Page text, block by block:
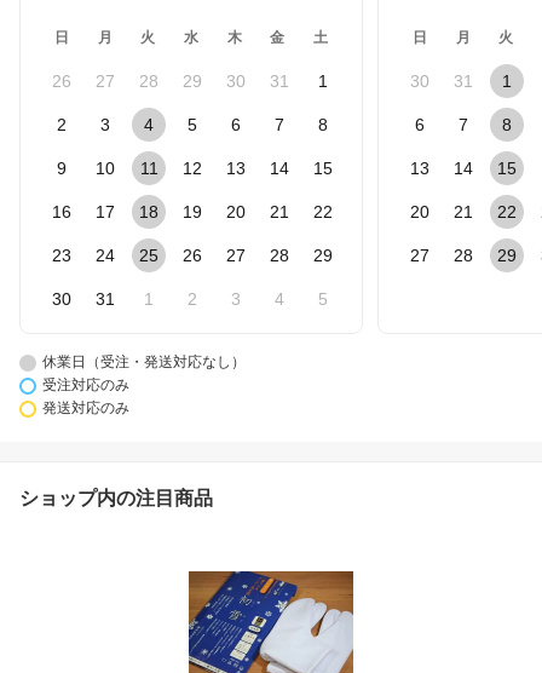
日 月 火 水 木 金 土
26 27 28 29 30 31 1
2 3 4 5 6 7 8
9 10 11 12 13 14 15
16 17 18 19 20 21 22
23 24 25 26 27 28 29
30 31 1 2 3 4 5
日 月 火
30 31 1
6 7 8
13 14 15
20 21 22
27 28 29
休業日（受注・発送対応なし）
受注対応のみ
発送対応のみ
ショップ内の注目商品